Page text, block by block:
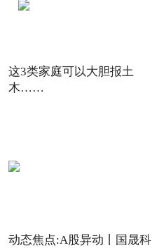
这3类家庭可以大胆报土
木……
动态焦点:A股异动丨国晟科